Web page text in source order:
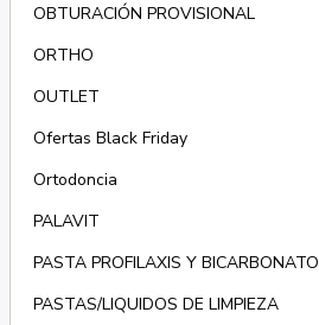
OBTURACIÓN PROVISIONAL
ORTHO
OUTLET
Ofertas Black Friday
Ortodoncia
PALAVIT
PASTA PROFILAXIS Y BICARBONATO
PASTAS/LIQUIDOS DE LIMPIEZA